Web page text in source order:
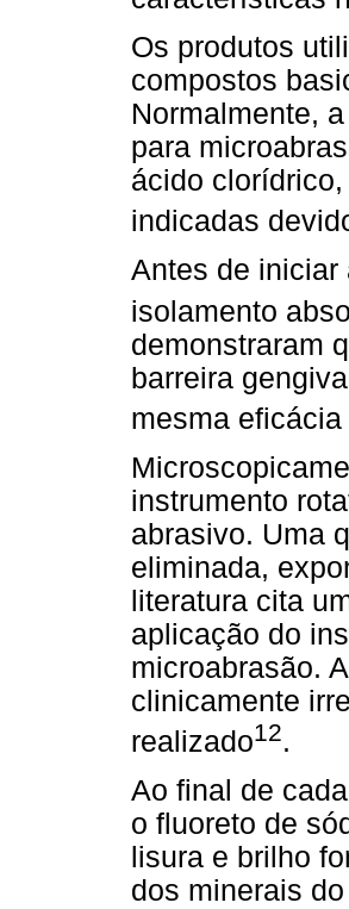
Os produtos
compostos
Normalmente,
para
ácido
indicadas
Antes de iniciar
isolamento
demonstraram
barreira
mesma
instrumento
abrasivo. Uma
eliminada,
literatura cita
aplicação do
microabrasão.
clinicamente
realizado12.
Ao final de
o fluoreto de
lisura e brilho
dos minerais